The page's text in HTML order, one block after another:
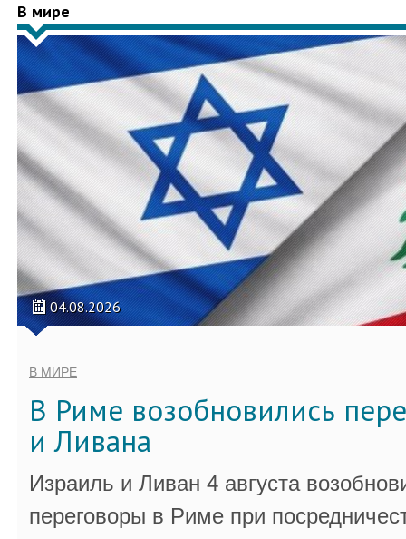
В мире
04.08.2026
В МИРЕ
В Риме возобновились
и Ливана
Израиль и Ливан 4 августа
переговоры в Риме при